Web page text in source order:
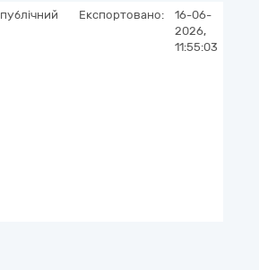
публічний Експортовано:
16-06-
2026,
11:55:03